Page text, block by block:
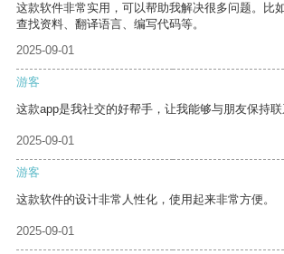
这款软件非常实用，可以帮助我解决很多问题。比
查找资料、翻译语言、编写代码等。
2025-09-01
游客
这款app是我社交的好帮手，让我能够与朋友保持联
2025-09-01
游客
这款软件的设计非常人性化，使用起来非常方便。
2025-09-01